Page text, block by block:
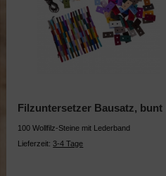
Filzuntersetzer Bausatz, bunt
100 Wollfilz-Steine mit Lederband
Lieferzeit:3-4 Tage